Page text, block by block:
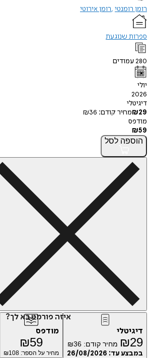
רומן אירוטי
שנוגעת
קודם:
₪36
לסל
איזה פורמט בא לך?
₪ מחיר קודם: ₪36
עד:26/08/2026
מודפס
₪
מחיר על הספר: ₪108